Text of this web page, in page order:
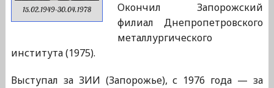
15.02.1949-30.04.1978
Окончил Запорожский
филиал Днепропетровского
металлургического
института (1975).
Выступал за ЗИИ (Запорожье), с 1976 года — за